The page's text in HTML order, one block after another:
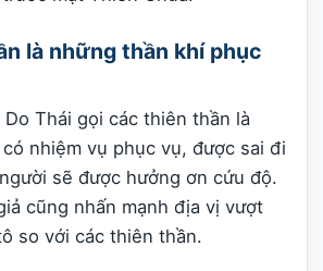
là những thần khí phục
Thái gọi các thiên thần là
nhiệm vụ phục vụ, được sai đi
sẽ được hưởng ơn cứu độ.
cũng nhấn mạnh địa vị vượt
so với các thiên thần.